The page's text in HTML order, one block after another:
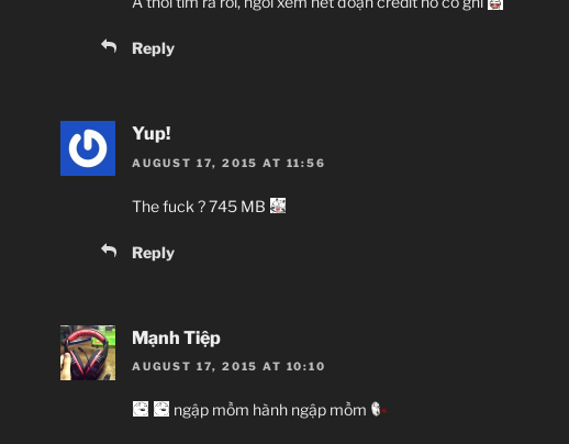
Reply
Yup!
AUGUST 17, 2015 AT 11:56
The fuck ? 745 MB
Reply
Mạnh Tiệp
AUGUST 17, 2015 AT 10:10
ngập mồm hành ngập mồm